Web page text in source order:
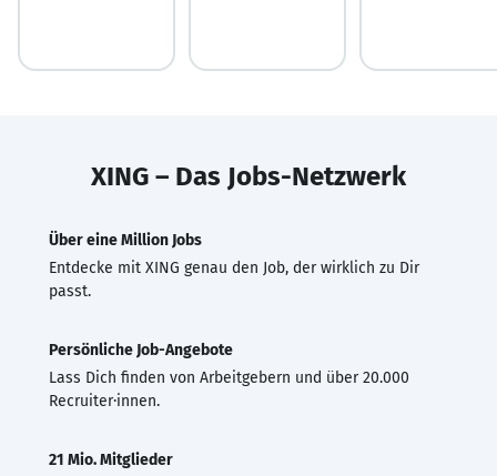
XING – Das Jobs-Netzwerk
Über eine Million Jobs
Entdecke mit XING genau den Job, der wirklich zu Dir
passt.
Persönliche Job-Angebote
Lass Dich finden von Arbeitgebern und über 20.000
Recruiter·innen.
21 Mio. Mitglieder